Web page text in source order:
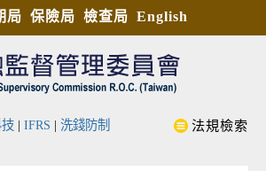
局 保險局 檢查局 English
| IFRS | 洗錢防制 法規檢索